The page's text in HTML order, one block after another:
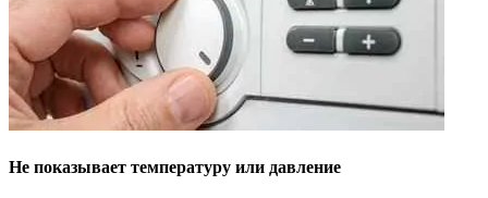
Не показывает температуру или давление